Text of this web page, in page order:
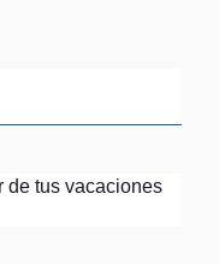
de tus vacaciones